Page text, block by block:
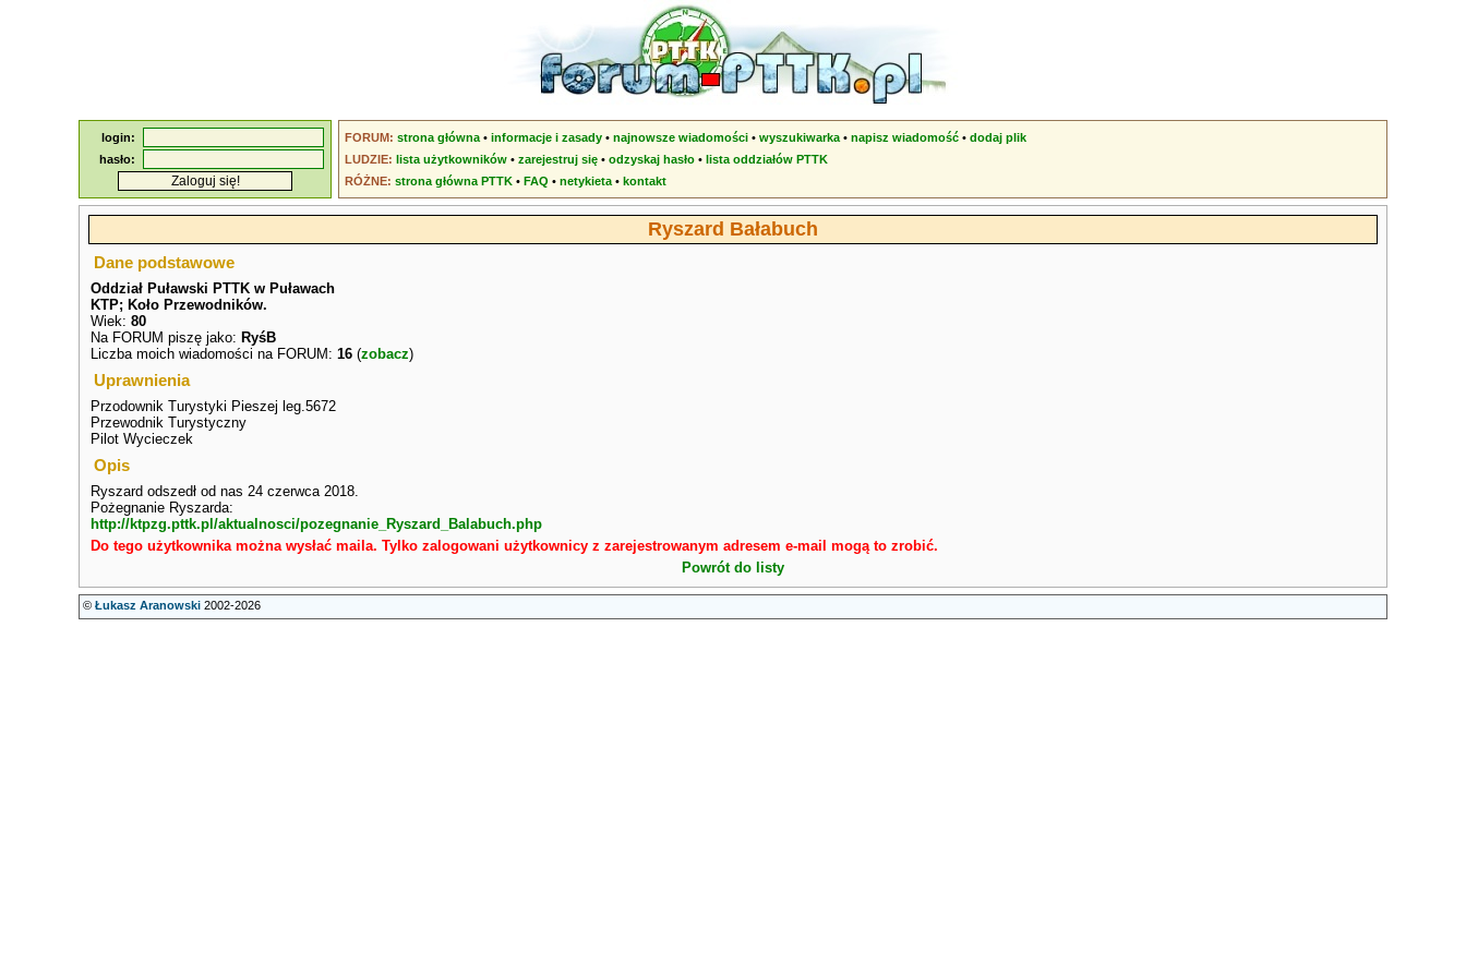
login:
hasło:
FORUM: strona główna • informacje i zasady • najnowsze wiadomości • wyszukiwarka • napisz wiadomość • dodaj plik
LUDZIE: lista użytkowników • zarejestruj się • odzyskaj hasło • lista oddziałów PTTK
RÓŻNE: strona główna PTTK • FAQ • netykieta • kontakt
Ryszard Bałabuch
Dane podstawowe
Oddział Puławski PTTK w Puławach
KTP; Koło Przewodników.
Wiek: 80
Na FORUM piszę jako: RyśB
Liczba moich wiadomości na FORUM: 16 (zobacz)
Uprawnienia
Przodownik Turystyki Pieszej leg.5672
Przewodnik Turystyczny
Pilot Wycieczek
Opis
Ryszard odszedł od nas 24 czerwca 2018.
Pożegnanie Ryszarda:
http://ktpzg.pttk.pl/aktualnosci/pozegnanie_Ryszard_Balabuch.php
Do tego użytkownika można wysłać maila. Tylko zalogowani użytkownicy z zarejestrowanym adresem e-mail mogą to zrobić.
Powrót do listy
© Łukasz Aranowski 2002-2026